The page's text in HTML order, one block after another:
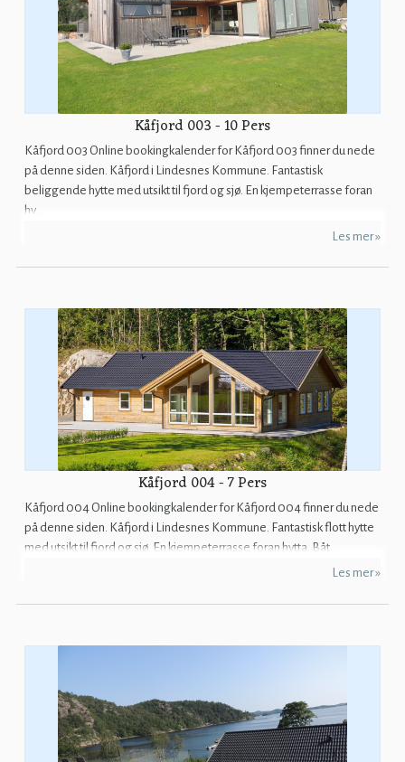
Kåfjord 003 - 10 Pers
Kåfjord 003 Online bookingkalender for Kåfjord 003 finner du nede
på denne siden. Kåfjord i Lindesnes Kommune. Fantastisk
beliggende hytte med utsikt til fjord og sjø. En kjempeterrasse foran
hy...
Les mer »
Kåfjord 004 - 7 Pers
Kåfjord 004 Online bookingkalender for Kåfjord 004 finner du nede
på denne siden. Kåfjord i Lindesnes Kommune. Fantastisk flott hytte
med utsikt til fjord og sjø. En kjempeterrasse foran hytta. Båt...
Les mer »